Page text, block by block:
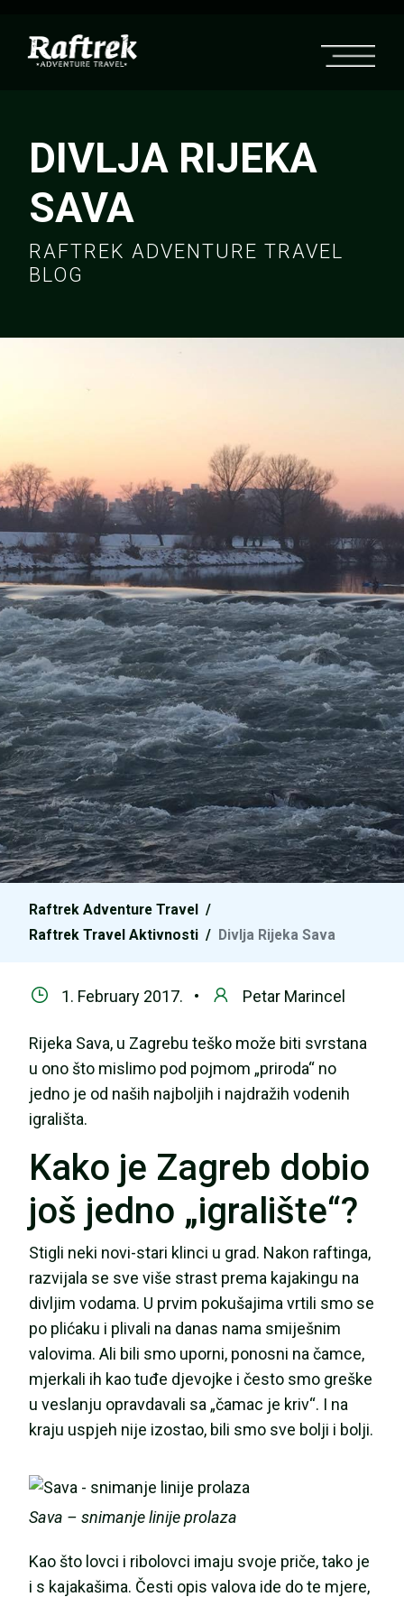
DIVLJA RIJEKA
SAVA
RAFTREK ADVENTURE TRAVEL
BLOG
Raftrek Adventure Travel /
Raftrek Travel Aktivnosti / Divlja Rijeka Sava
1. February 2017. • Petar Marincel
Rijeka Sava, u Zagrebu teško može biti svrstana
u ono što mislimo pod pojmom „priroda“ no
jedno je od naših najboljih i najdražih vodenih
igrališta.
Kako je Zagreb dobio
još jedno „igralište“?
Stigli neki novi-stari klinci u grad. Nakon raftinga,
razvijala se sve više strast prema kajakingu na
divljim vodama. U prvim pokušajima vrtili smo se
po plićaku i plivali na danas nama smiješnim
valovima. Ali bili smo uporni, ponosni na čamce,
mjerkali ih kao tuđe djevojke i često smo greške
u veslanju opravdavali sa „čamac je kriv“. I na
kraju uspjeh nije izostao, bili smo sve bolji i bolji.
Sava – snimanje linije prolaza
Kao što lovci i ribolovci imaju svoje priče, tako je
i s kajakašima. Česti opis valova ide do te mjere,